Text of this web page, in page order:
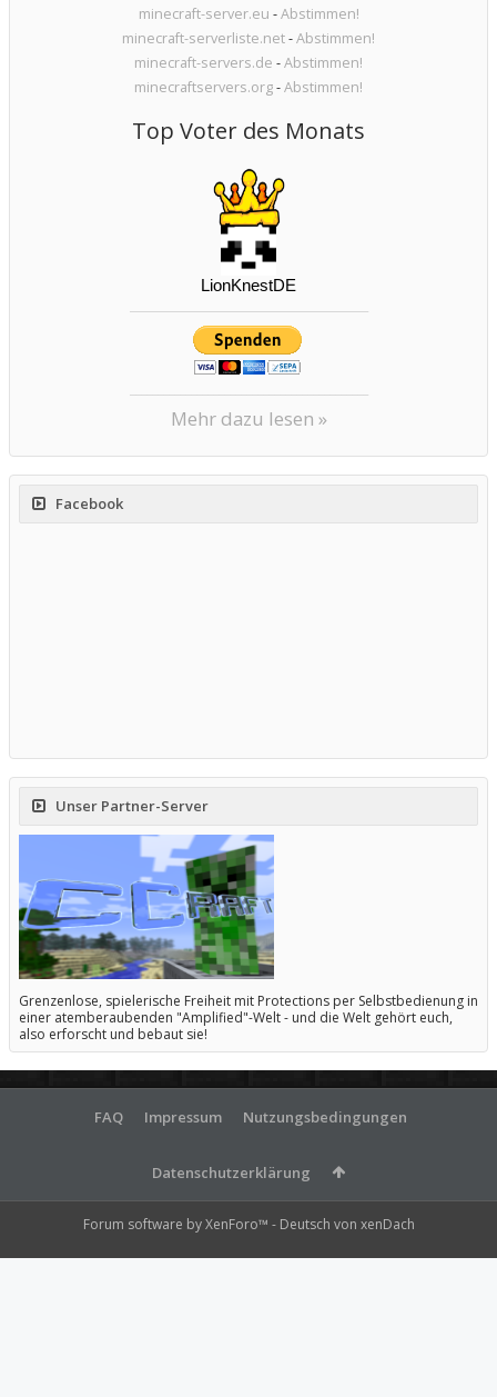
minecraft-server.eu -Abstimmen!
minecraft-serverliste.net-Abstimmen!
minecraft-servers.de -Abstimmen!
minecraftservers.org-Abstimmen!
Top Voter des Monats
Mehr dazu lesen »
Facebook
Unser Partner-Server
Grenzenlose, spielerische Freiheit mit Protections per Selbstbedienung in
einer atemberaubenden "Amplified"-Welt - und die Welt gehört euch,
also erforscht und bebaut sie!
FAQ Impressum Nutzungsbedingungen
Datenschutzerklärung
Forum software by XenForo™ - Deutsch von xenDach